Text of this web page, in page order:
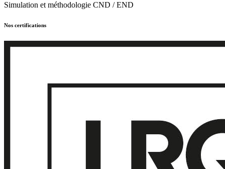
Simulation et méthodologie CND / END
Nos certifications